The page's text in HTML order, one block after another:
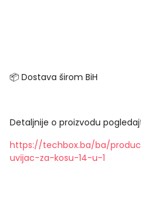
📦 Dostava širom BiH
Detaljnije o proizvodu
https://techbox.ba/ba/
uvijac-za-kosu-14-u-1